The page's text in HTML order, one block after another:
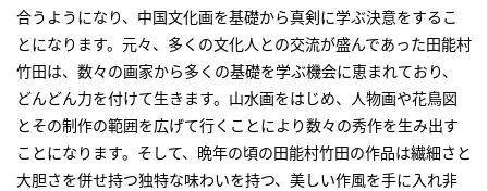
合うようになり、中国文化画を基礎から真剣に学ぶ決意をするこ
とになります。元々、多くの文化人との交流が盛んであった田能村
竹田は、数々の画家から多くの基礎を学ぶ機会に恵まれており、
どんどん力を付けて生きます。山水画をはじめ、人物画や花鳥図
とその制作の範囲を広げて行くことにより数々の秀作を生み出す
ことになります。そして、晩年の頃の田能村竹田の作品は繊細さと
大胆さを併せ持つ独特な味わいを持つ、美しい作風を手に入れ非